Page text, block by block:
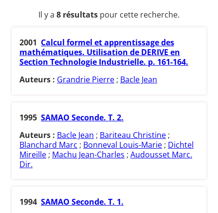
Il y a 8 résultats pour cette recherche.
2001 Calcul formel et apprentissage des
mathématiques. Utilisation de DERIVE en
Section Technologie Industrielle. p. 161-164.
Auteurs : Grandrie Pierre ; Bacle Jean
1995 SAMAO Seconde. T. 2.
Auteurs : Bacle Jean ; Bariteau Christine ;
Blanchard Marc ; Bonneval Louis-Marie ; Dichtel
Mireille ; Machu Jean-Charles ; Audousset Marc.
Dir.
1994 SAMAO Seconde. T. 1.